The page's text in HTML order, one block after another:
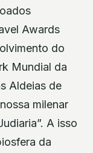
Awards
do
Mundial da
Aldeias de
milenar
A isso
da